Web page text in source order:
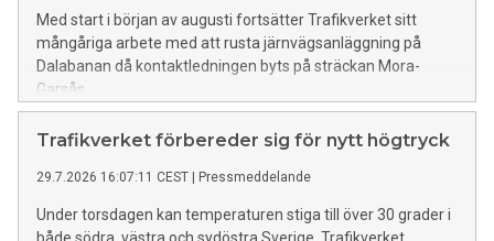
Med start i början av augusti fortsätter Trafikverket sitt
mångåriga arbete med att rusta järnvägsanläggning på
Dalabanan då kontaktledningen byts på sträckan Mora-
Garsås.
Trafikverket förbereder sig för nytt högtryck
29.7.2026 16:07:11 CEST | Pressmeddelande
Under torsdagen kan temperaturen stiga till över 30 grader i
både södra, västra och sydöstra Sverige. Trafikverket